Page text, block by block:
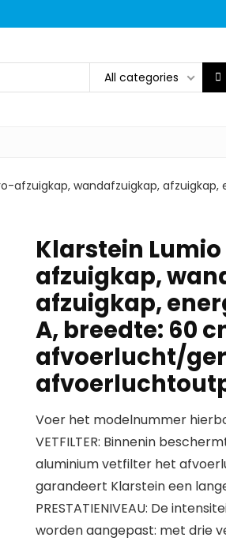
All categories
afzuigkap, wandafzuigkap,
Klarstein
afzuigkap,
afzuigkap,
A, breedte: 60
afvoerlucht/
Voer het modelnummer
VETFILTER: Binnenin
aluminium vetfilter het
garandeert Klarstein een
PRESTATIENIVEAU: De
worden aangepast: met drie